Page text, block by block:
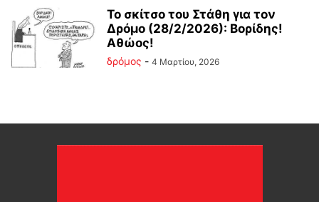
Το σκίτσο του Στάθη για τον
Δρόμο (28/2/2026): Βορίδης!
Αθώος!
δρόμος - 4 Μαρτίου, 2026